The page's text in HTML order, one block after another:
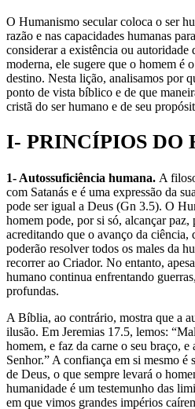
O Humanismo secular coloca o ser
razão e nas capacidades humanas
considerar a existência ou autoridade
moderna, ele sugere que o homem é
destino. Nesta lição, analisamos por
ponto de vista bíblico e de que
cristã do ser humano e de seu
I- PRINCÍPIOS DO
1- Autossuficiência humana. A
com Satanás e é uma expressão da
pode ser igual a Deus (Gn 3.5). O
homem pode, por si só, alcançar paz,
acreditando que o avanço da ciência,
poderão resolver todos os males da
recorrer ao Criador. No entanto,
humano continua enfrentando
profundas.
A Bíblia, ao contrário, mostra que a
ilusão. Em Jeremias 17.5, lemos:
homem, e faz da carne o seu braço, e
Senhor.” A confiança em si mesmo é
de Deus, o que sempre levará o
humanidade é um testemunho das
em que vimos grandes impérios